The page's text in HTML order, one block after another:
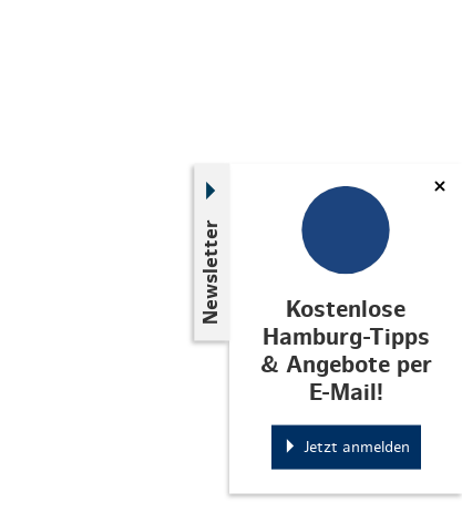
Newsletter
Kostenlose
Hamburg-Tipps
& Angebote per
E-Mail!
Jetzt anmelden